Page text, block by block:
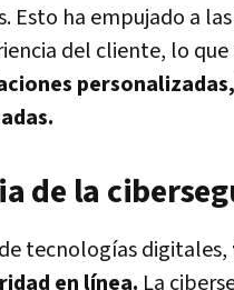
Esto ha empujado a
del cliente, lo
de la
tecnologías digitales,
en línea. La